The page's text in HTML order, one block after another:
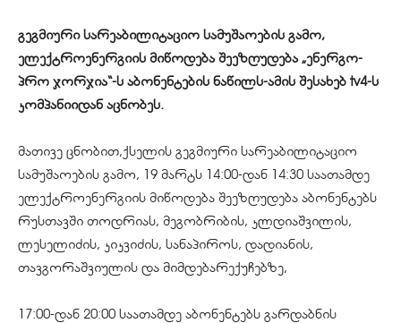
გეგმიური სარეაბილიტაციო სამუშაოების გამო,
ელექტროენერგიის მიწოდება შეეზღუდება „ენერგო-
პრო ჯორჯია“-ს აბონენტების ნაწილს-ამის შესახებ tv4-ს
კომპანიიდან აცნობეს.
მათივე ცნობით,ქსელის გეგმიური სარეაბილიტაციო
სამუშაოების გამო, 19 მარტს 14:00-დან 14:30 საათამდე
ელექტროენერგიის მიწოდება შეეზღუდება აბონენტებს
რუსთავში თოდრიას, მეგობრიბის, კლდიაშვილის,
ლესელიძის, კიკვიძის, სანაპიროს, დადიანის,
თავგორაშვიულის და მიმდებარექუჩებზე,
17:00-დან 20:00 საათამდე აბონენტებს გარდაბნის